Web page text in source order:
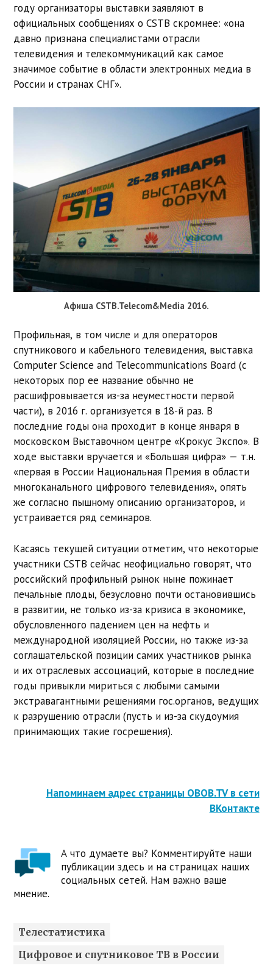
году организаторы выставки заявляют в
официальных сообщениях о CSTB скромнее: «она
давно признана специалистами отрасли
телевидения и телекоммуникаций как самое
значимое событие в области электронных медиа в
России и странах СНГ».
Афиша CSTB.Telecom&Media 2016.
Профильная, в том числе и для операторов
спутникового и кабельного телевидения, выставка
Computer Science and Telecommunications Board (с
некоторых пор ее название обычно не
расшифровывается из-за неуместности первой
части), в 2016 г. организуется в 18-й раз. В
последние годы она проходит в конце января в
московском Выставочном центре «Крокус Экспо». В
ходе выставки вручается и «Большая цифра» — т.н.
«первая в России Национальная Премия в области
многоканального цифрового телевидения», опять
же согласно пышному описанию организаторов, и
устраивается ряд семинаров.
Касаясь текущей ситуации отметим, что некоторые
участники CSTB сейчас неофициально говорят, что
российский профильный рынок ныне пожинает
печальные плоды, безусловно почти остановившись
в развитии, не только из-за кризиса в экономике,
обусловленного падением цен на нефть и
международной изоляцией России, но также из-за
соглашательской позиции самих участников рынка
и их отраслевых ассоциаций, которые в последние
годы привыкли мириться с любыми самыми
экстравагантными решениями гос.органов, ведущих
к разрушению отрасли (пусть и из-за скудоумия
принимающих такие госрешения).
Напоминаем адрес страницы OBOB.TV в сети
ВКонтакте
А что думаете вы? Комментируйте наши
публикации здесь и на страницах наших
социальных сетей. Нам важно ваше
мнение.
Телестатистика
Цифровое и спутниковое ТВ в России